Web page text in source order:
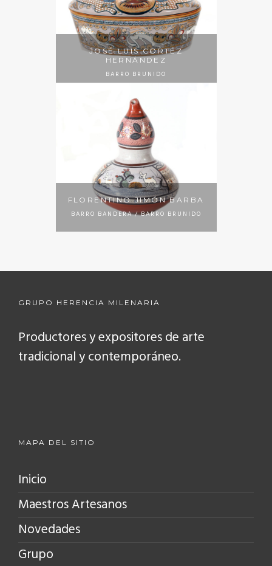
JOSÉ LUIS CORTÉZ
HERNÁNDEZ
BARRO BRUNIDO
FLORENTINO JIMÓN BARBA
BARRO BANDERA / BARRO BRUNIDO
GRUPO HERENCIA MILENARIA
Productores y expositores de arte
tradicional y contemporáneo.
MAPA DEL SITIO
Inicio
Maestros Artesanos
Novedades
Grupo